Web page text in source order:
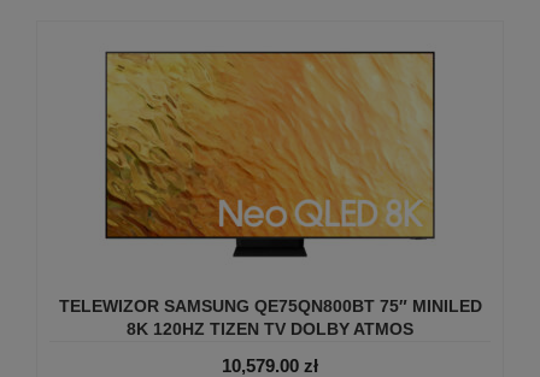
TELEWIZOR SAMSUNG QE75QN800BT 75″ MINILED
8K 120HZ TIZEN TV DOLBY ATMOS
10,579.00 zł